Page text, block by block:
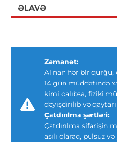
ƏLAVƏ
Zəmanət:
Alınan hər bir qurğu,
14 gün müddətində
kimi qalıbsa, fiziki
dəyişdirilib və
Çatdırılma şərtləri:
Çatdırılma sifarişin
asılı olaraq, pulsuz və